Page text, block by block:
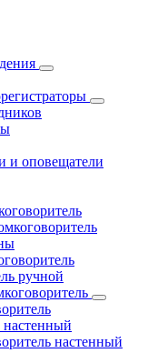
и оповещатели
ручной
настенный